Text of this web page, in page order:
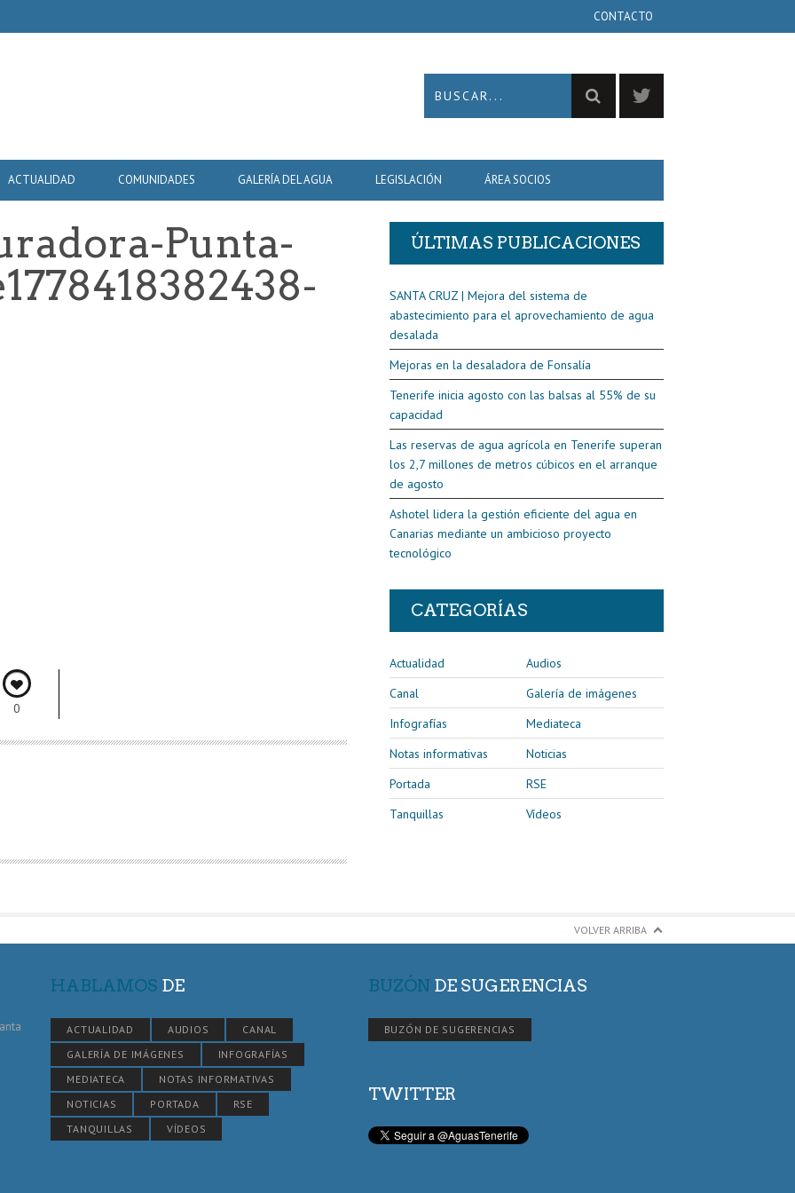
CONTACTO
ACTUALIDAD COMUNIDADES GALERÍA DEL AGUA LEGISLACIÓN ÁREA SOCIOS
Punta-
0
ÚLTIMAS PUBLICACIONES
SANTA CRUZ | Mejora del sistema de
abastecimiento para el aprovechamiento de agua
desalada
Mejoras en la desaladora de Fonsalía
Tenerife inicia agosto con las balsas al 55% de su
capacidad
Las reservas de agua agrícola en Tenerife superan
los 2,7 millones de metros cúbicos en el arranque
de agosto
Ashotel lidera la gestión eficiente del agua en
Canarias mediante un ambicioso proyecto
tecnológico
CATEGORÍAS
Actualidad
Audios
Canal
Galería de imágenes
Infografías
Mediateca
Notas informativas
Noticias
Portada
RSE
Tanquillas
Vídeos
VOLVER ARRIBA
HABLAMOS DE
ACTUALIDAD AUDIOS
CANAL
GALERÍA DE IMÁGENES
INFOGRAFÍAS
MEDIATECA
NOTAS INFORMATIVAS
NOTICIAS
PORTADA
RSE
TANQUILLAS
VÍDEOS
BUZÓN DE SUGERENCIAS
BUZÓN DE SUGERENCIAS
TWITTER